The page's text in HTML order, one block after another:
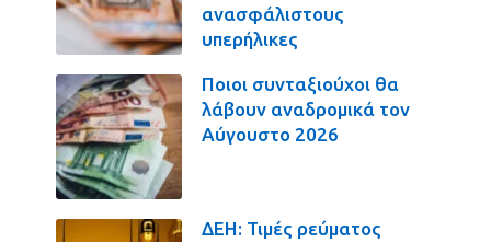
ανασφάλιστους
υπερήλικες
Ποιοι συνταξιούχοι θα
λάβουν αναδρομικά τον
Αύγουστο 2026
ΔΕΗ: Τιμές ρεύματος